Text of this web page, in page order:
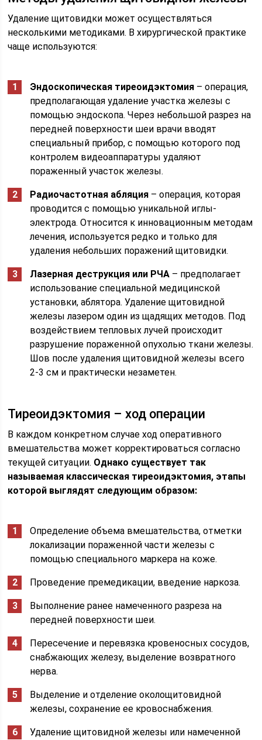
Удаление щитовидки может осуществляться
несколькими методиками. В хирургической практике
чаще используются:
Эндоскопическая тиреоидэктомия – операция,
предполагающая удаление участка железы с
помощью эндоскопа. Через небольшой разрез на
передней поверхности шеи врачи вводят
специальный прибор, с помощью которого под
контролем видеоаппаратуры удаляют
пораженный участок железы.
Радиочастотная абляция – операция, которая
проводится с помощью уникальной иглы-
электрода. Относится к инновационным методам
лечения, используется редко и только для
удаления небольших поражений щитовидки.
Лазерная деструкция или РЧА – предполагает
использование специальной медицинской
установки, аблятора. Удаление щитовидной
железы лазером один из щадящих методов. Под
воздействием тепловых лучей происходит
разрушение пораженной опухолью ткани железы.
Шов после удаления щитовидной железы всего
2-3 см и практически незаметен.
Тиреоидэктомия – ход операции
В каждом конкретном случае ход оперативного
вмешательства может корректироваться согласно
текущей ситуации. Однако существует так
называемая классическая тиреоидэктомия, этапы
которой выглядят следующим образом:
Определение объема вмешательства, отметки
локализации пораженной части железы с
помощью специального маркера на коже.
Проведение премедикации, введение наркоза.
Выполнение ранее намеченного разреза на
передней поверхности шеи.
Пересечение и перевязка кровеносных сосудов,
снабжающих железу, выделение возвратного
нерва.
Выделение и отделение околощитовидной
железы, сохранение ее кровоснабжения.
Удаление щитовидной железы или намеченной